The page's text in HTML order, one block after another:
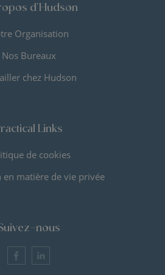
d'Hudson
Organisation
Nos Bureaux
chez Hudson
Links
de cookies
en matière de vie privée
nous